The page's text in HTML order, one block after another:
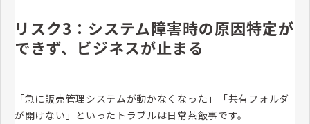
リスク3：システム障害時の原因特定が
できず、ビジネスが止まる
「急に販売管理システムが動かなくなった」「共有フォルダ
が開けない」といったトラブルは日常茶飯事です。